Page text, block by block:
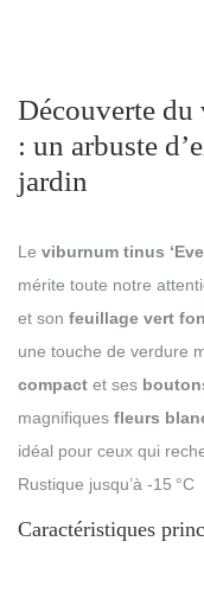
Découverte
: un arbuste
jardin
Le viburnum tinus ‘Eve
mérite toute notre
et son feuillage vert
une touche de verdure
compact et ses
magnifiques fleurs
idéal pour ceux qui
Rustique jusqu’à -15 °C
Caractéristiques